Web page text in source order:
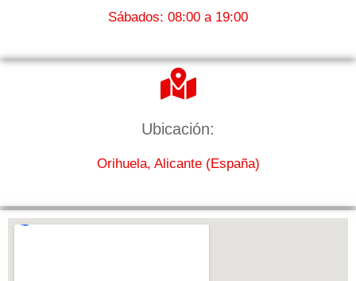
Sábados: 08:00 a 19:00
Ubicación:
Orihuela, Alicante (España)